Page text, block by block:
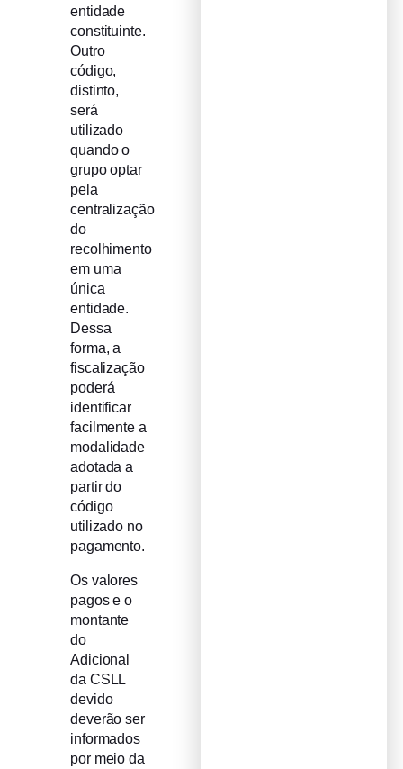
entidade
constituinte.
Outro
código,
distinto,
será
utilizado
quando o
grupo optar
pela
centralização
do
recolhimento
em uma
única
entidade.
Dessa
forma, a
fiscalização
poderá
identificar
facilmente a
modalidade
adotada a
partir do
código
utilizado no
pagamento.
Os valores
pagos e o
montante
do
Adicional
da CSLL
devido
deverão ser
informados
por meio da